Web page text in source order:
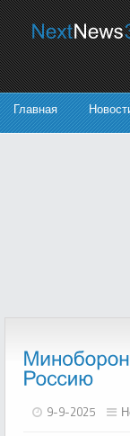
Главная
9-9-2025